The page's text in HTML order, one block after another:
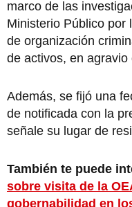
marco de las
Ministerio Público por
de organización
de activos, en agravio
Además, se fijó una
de notificada con la
señale su lugar de
También te puede
sobre visita de la
gobernabilidad en